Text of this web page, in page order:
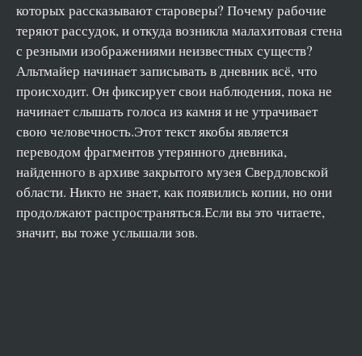
которых рассказывают староверы? Почему рабочие
теряют рассудок, и откуда возникла малахитовая стена
с резными изображениями неизвестных существ?
Альтмайер начинает записывать в дневник всё, что
происходит. Он фиксирует свои наблюдения, пока не
начинает слышать голоса из камня и не утрачивает
свою человечность.Этот текст якобы является
переводом фрагментов утерянного дневника,
найденного в архиве закрытого музея Свердловской
области. Никто не знает, как появились копии, но они
продолжают распространяться.Если вы это читаете,
значит, вы тоже услышали зов.